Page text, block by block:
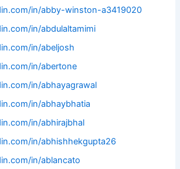
in/abby-winston-a3419020
in/abdulaltamimi
in/abeljosh
in/abertone
in/abhayagrawal
in/abhaybhatia
in/abhirajbhal
in/abhishhekgupta26
in/ablancato